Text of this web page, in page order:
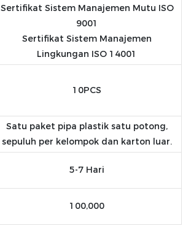
Sertifikat Sistem Manajemen Mutu ISO
9001
Sertifikat Sistem Manajemen
Lingkungan ISO 14001
10PCS
Satu paket pipa plastik satu potong,
sepuluh per kelompok dan karton luar.
5-7 Hari
100,000